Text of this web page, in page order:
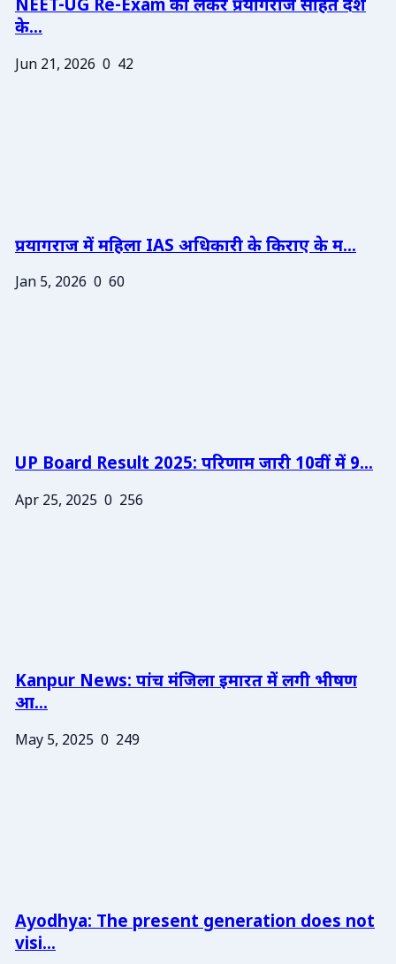
NEET-UG Re-Exam को लेकर प्रयागराज सहित देश
के...
Jun 21, 2026 0 42
प्रयागराज में महिला IAS अधिकारी के किराए के म...
Jan 5, 2026 0 60
UP Board Result 2025: परिणाम जारी 10वीं में 9...
Apr 25, 2025 0 256
Kanpur News: पांच मंजिला इमारत में लगी भीषण
आ...
May 5, 2025 0 249
Ayodhya: The present generation does not
visi...